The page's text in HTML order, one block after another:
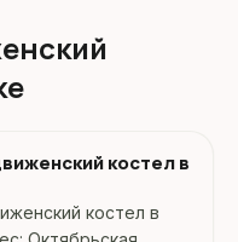
костел в
костел в